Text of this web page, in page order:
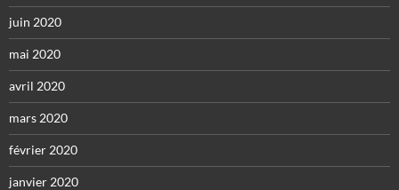
juin 2020
mai 2020
avril 2020
mars 2020
février 2020
janvier 2020